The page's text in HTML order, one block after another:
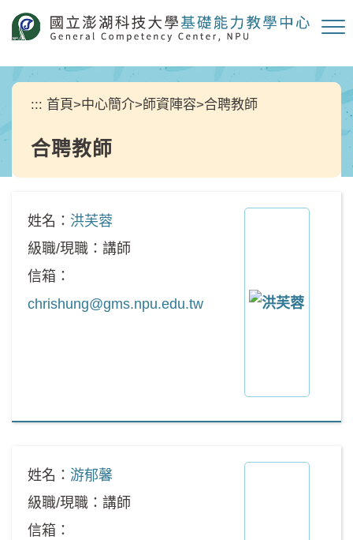
要
區
塊
::: 首頁>中心簡介>師資陣容>合聘教師
合聘教師
姓名： 洪芙蓉
級職/現職：講師
信箱：
chrishung@gms.npu.edu.tw
姓名： 游郁馨
級職/現職：講師
信箱：